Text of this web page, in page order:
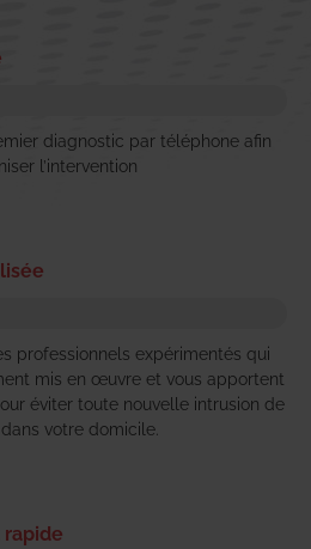
diagnostic par téléphone afin
l’intervention
professionnels expérimentés qui
mis en œuvre et vous apportent
éviter toute nouvelle intrusion de
votre domicile.